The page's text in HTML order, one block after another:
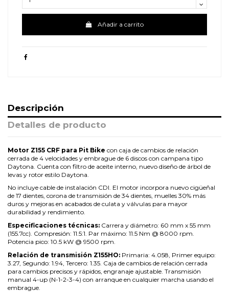
Añadir a carrito
Descripción
Detalles de producto
Motor Z155 CRF para Pit Bike con caja de cambios de relación
cerrada de 4 velocidades y embrague de 6 discos con campana tipo
Daytona. Cuenta con filtro de aceite interno, nuevo diseño de árbol de
levas y rotor estilo Daytona.
No incluye cable de instalación CDI. El motor incorpora nuevo cigüeñal
de 17 dientes, corona de transmisión de 34 dientes, muelles 30% más
duros y mejoras en acabados de culata y válvulas para mayor
durabilidad y rendimiento.
Especificaciones técnicas: Carrera y diámetro: 60 mm x 55 mm
(155.7cc). Compresión: 11.5:1. Par máximo: 11.5 Nm @ 8000 rpm.
Potencia pico: 10.5 kW @ 9500 rpm.
Relación de transmisión Z155HO: Primaria: 4.058, Primer equipo:
3.27, Segundo: 1.94, Tercero: 1.35. Caja de cambios de relación cerrada
para cambios precisos y rápidos, engranaje ajustable. Transmisión
manual 4-up (N-1-2-3-4) con arranque en cualquier marcha usando el
embrague.